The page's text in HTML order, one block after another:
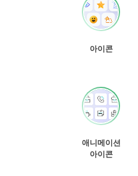
아이콘
애니메이션
아이콘